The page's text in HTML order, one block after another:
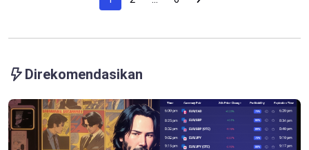
Direkomendasikan